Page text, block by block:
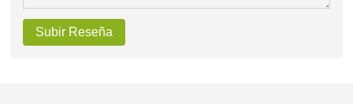
Subir Reseña